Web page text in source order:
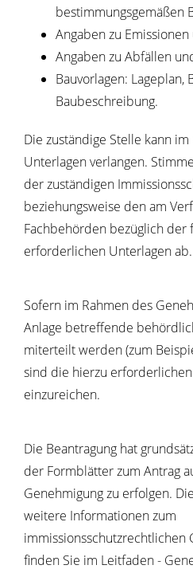
bestimmungsgemäßen
Angaben zu
Angaben zu Abfällen
Bauvorlagen: Lageplan,
Baubeschreibung.
Die zuständige Stelle kann
Unterlagen verlangen.
der zuständigen
beziehungsweise den am
Fachbehörden bezüglich der
erforderlichen Unterlagen ab.
Sofern im Rahmen des
Anlage betreffende
miterteilt werden (zum
sind die hierzu
einzureichen.
Die Beantragung hat
der Formblätter zum Antrag
Genehmigung zu erfolgen.
weitere Informationen zum
immissionsschutzrechtlichen
finden Sie im Leitfaden -